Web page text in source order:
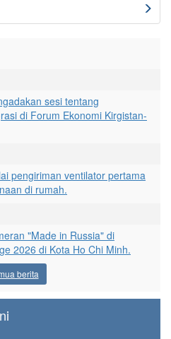
sesi tentang
di Forum Ekonomi Kirgistan-
pengiriman ventilator pertama
di rumah.
"Made in Russia" di
2026 di Kota Ho Chi Minh.
berita